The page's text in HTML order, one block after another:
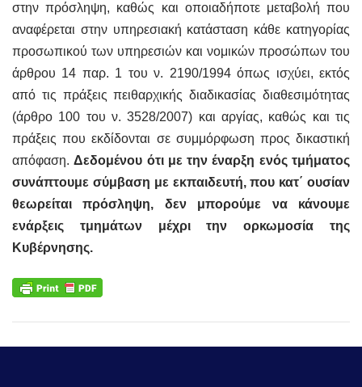
στην πρόσληψη, καθώς και οποιαδήποτε μεταβολή που
αναφέρεται στην υπηρεσιακή κατάσταση κάθε κατηγορίας
προσωπικού των υπηρεσιών και νομικών προσώπων του
άρθρου 14 παρ. 1 του ν. 2190/1994 όπως ισχύει, εκτός
από τις πράξεις πειθαρχικής διαδικασίας διαθεσιμότητας
(άρθρο 100 του ν. 3528/2007) και αργίας, καθώς και τις
πράξεις που εκδίδονται σε συμμόρφωση προς δικαστική
απόφαση.Δεδομένου ότι με την έναρξη ενός τμήματος
συνάπτουμε σύμβαση με εκπαιδευτή, που κατ΄ ουσίαν
θεωρείται πρόσληψη, δεν μπορούμε να κάνουμε
ενάρξεις τμημάτων μέχρι την ορκωμοσία της
Κυβέρνησης.